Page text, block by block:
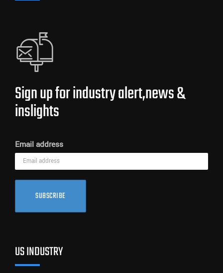
Sign up for industry alert,news &
inslights
Email address
SUBSCRIBE
US INDUSTRY